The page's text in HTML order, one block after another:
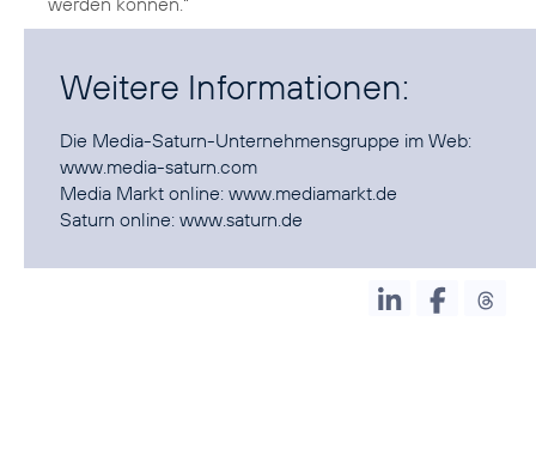
Weitere Informationen:
Die Media-Saturn-Unternehmensgruppe im Web:
www.media-saturn.com
Media Markt online: www.mediamarkt.de
Saturn online: www.saturn.de